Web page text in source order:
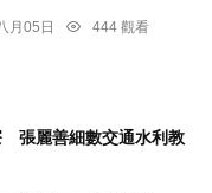
月05日
444 觀看
張麗善細數交通水利教